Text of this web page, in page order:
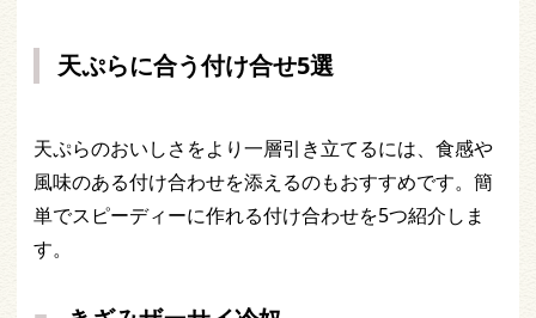
天ぷらに合う付け合せ5選
天ぷらのおいしさをより一層引き立てるには、食感や
風味のある付け合わせを添えるのもおすすめです。簡
単でスピーディーに作れる付け合わせを5つ紹介しま
す。